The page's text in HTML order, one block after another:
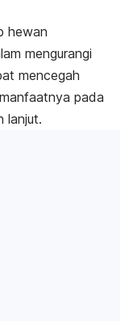
hewan
mengurangi
mencegah
pada
lanjut.